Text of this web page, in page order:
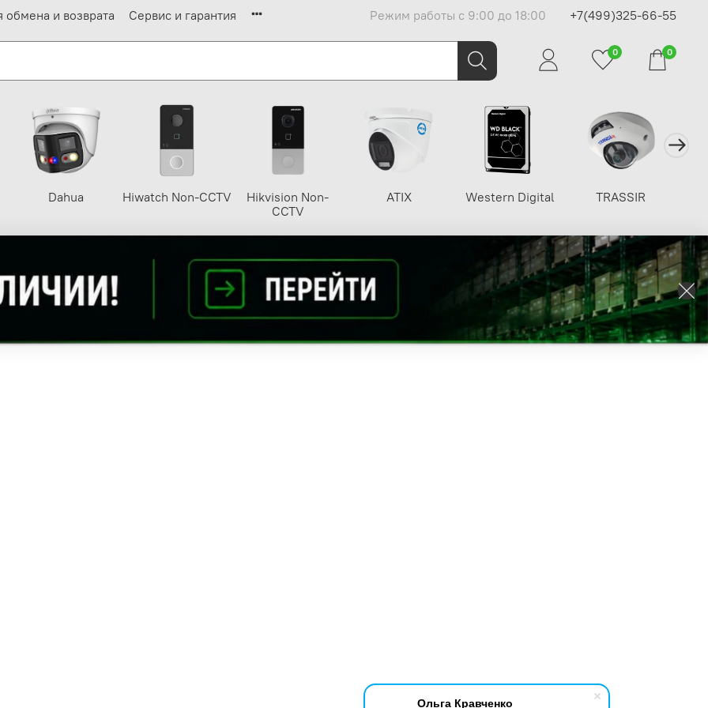
Ольга Кравченко
обмена и возврата Сервис и гарантия Режим работы с 9:00 до 18:00 +7(499)325-66-55
0 0
Dahua Hiwatch Non-CCTV
Hikvision Non-
CCTV
ATIX Western Digital TRASSIR